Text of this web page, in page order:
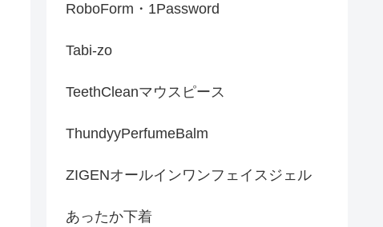
RoboForm・1Password
Tabi-zo
TeethCleanマウスピース
ThundyyPerfumeBalm
ZIGENオールインワンフェイスジェル
あったか下着